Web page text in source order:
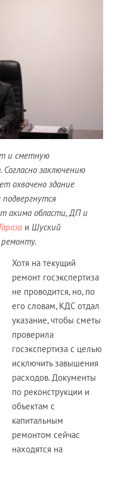
и сметную
заключению
охвачено здание
акима области, ДП и
и Шуский
Хотя на текущий
ремонт госэкспертиза
не проводится, но, по
его словам, КДС отдал
указание, чтобы сметы
проверила
госэкспертиза с целью
исключить завышения
расходов. Документы
по реконструкции и
объектам с
капитальным
ремонтом сейчас
находятся на